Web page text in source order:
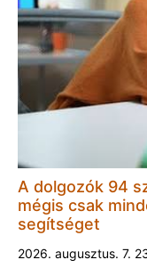
A dolgozók 94
mégis csak
segítséget
2026. augusztus. 7.